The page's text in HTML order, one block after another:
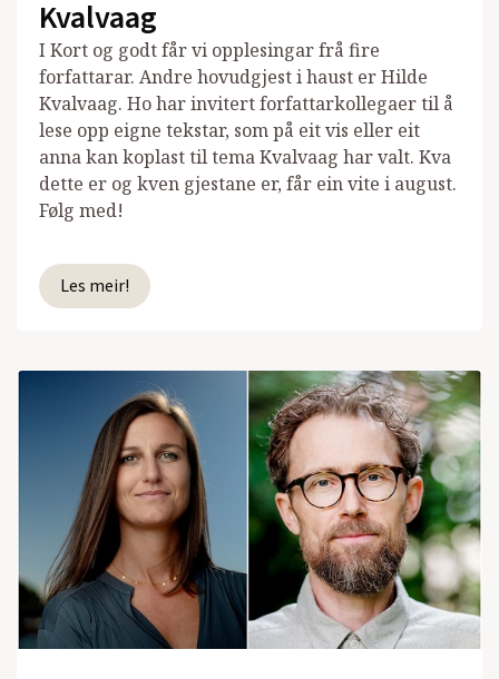
Kvalvaag
I Kort og godt får vi opplesingar frå fire
forfattarar. Andre hovudgjest i haust er Hilde
Kvalvaag. Ho har invitert forfattarkollegaer til å
lese opp eigne tekstar, som på eit vis eller eit
anna kan koplast til tema Kvalvaag har valt. Kva
dette er og kven gjestane er, får ein vite i august.
Følg med!
Les meir!